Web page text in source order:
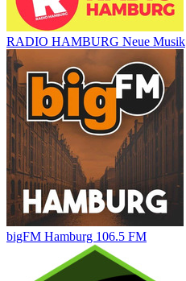
RADIO HAMBURG Neue Musik
bigFM Hamburg 106.5 FM